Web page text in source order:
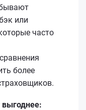
или
часто
более